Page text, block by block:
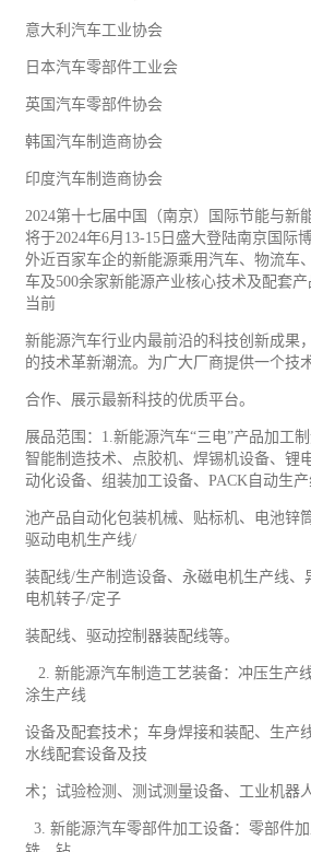
意大利汽车工业协会
日本汽车零部件工业会
英国汽车零部件协会
韩国汽车制造商协会
印度汽车制造商协会
2024第十七届中国（南京）国际节能与新
将于2024年6月 13-15 日盛大登陆南京国际
外近百家车企的新能源乘用汽车、物流车
车及500余家新能源产业核心技术及配套
当前
新能源汽车行业内最前沿的科技创新成果
的技术革新潮流。为广大厂商提供一个技
合作、展示最新科技的优质平台。
展品范围： 1. 新能源汽车“三电”产品加工
智能制造技术、点胶机、焊锡机设备、锂
动化设备、组装加工设备、 PACK 自动生
池产品自动化包装机械、贴标机、电池锌
驱动电机生产线/
装配线/生产制造设备、永磁电机生产线、
电机转子/定子
装配线、驱动控制器装配线等。
2. 新能源汽车制造工艺装备：冲压生产
涂生产线
设备及配套技术；车身焊接和装配、生产
水线配套设备及技
术；试验检测、测试测量设备、工业机器
3. 新能源汽车零部件加工设备：零部件加